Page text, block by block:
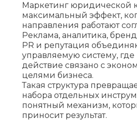
Маркетинг юридической
максимальный эффект,
направления работают
Реклама, аналитика,
PR и репутация
управляемую систему,
действие связано с
целями бизнеса.
Такая структура
набора отдельных
понятный механизм,
приносит результат.